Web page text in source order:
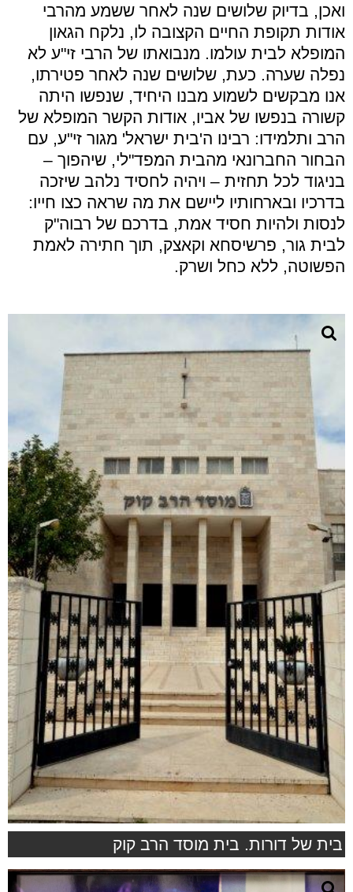
ואכן, בדיוק שלושים שנה לאחר ששמע מהרבי
אודות תקופת החיים הקצובה לו, נלקח הגאון
המופלא לבית עולמו. מנבואתו של הרבי זי"ע לא
נפלה שערה. כעת, שלושים שנה לאחר פטירתו,
אנו מבקשים לשמוע מבנו היחיד, שנפשו היתה
קשורה בנפשו של אביו, אודות הקשר המופלא של
הרב ותלמידו: רבינו ה'בית ישראל' מגור זי"ע, עם
הבחור החברונאי מהבית המפד"לי, שיהפוך –
בניגוד לכל תחזית – ויהיה לחסיד נלהב שיזכה
בדרכיו ובארחותיו ליישם את מה שראה כצו חייו:
לנסות ולהיות חסיד אמת, בדרכם של רבוה"ק
לבית גור, פרשיסחא וקאצק, תוך חתירה לאמת
הפשוטה, ללא כחל ושרק.
בית של דורות. בית מוסד הרב קוק